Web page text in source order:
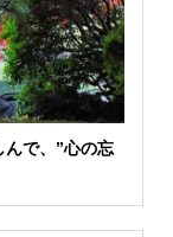
で、”心の忘